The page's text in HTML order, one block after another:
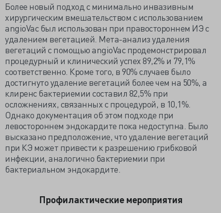
Более новый подход с минимально инвазивным
хирургическим вмешательством с использованием
angioVac был использован при правостороннем ИЭ с
удалением вегетацией. Мета-анализ удаления
вегетаций с помощью angioVac продемонстрировал
процедурный и клинический успех 89,2% и 79,1%
соответственно. Кроме того, в 90% случаев было
достигнуто удаление вегетаций более чем на 50%, а
клиренс бактериемии составил 82,5% при
осложнениях, связанных с процедурой, в 10,1%.
Однако документация об этом подходе при
левостороннем эндокардите пока недоступна. Было
высказано предположение, что удаление вегетаций
при КЭ может привести к разрешению грибковой
инфекции, аналогично бактериемии при
бактериальном эндокардите.
Профилактические мероприятия